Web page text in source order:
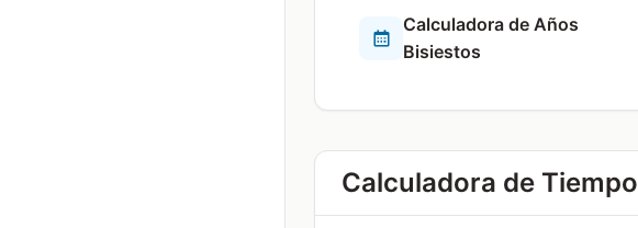
Calculadora de Años
Bisiestos
Calculadora de Tiempo